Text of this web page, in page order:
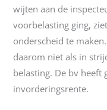
wijten aan de
voorbelasting ging,
onderscheid te
daarom niet als in
belasting. De bv heeft
invorderingsrente.